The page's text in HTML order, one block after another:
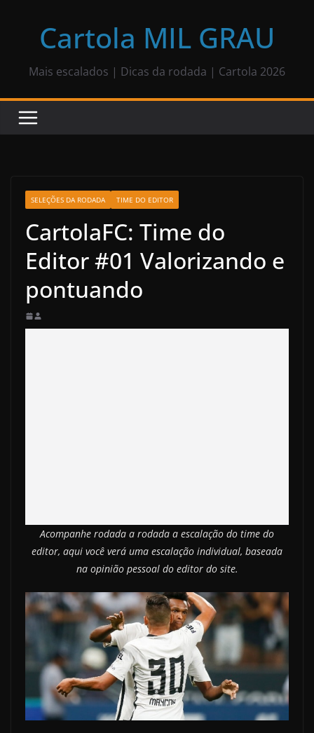
Cartola MIL GRAU
Mais escalados | Dicas da rodada | Cartola 2026
SELEÇÕES DA RODADA TIME DO EDITOR
CartolaFC: Time do
Editor #01 Valorizando e
pontuando
Acompanhe rodada a rodada a escalação do time do
editor, aqui você verá uma escalação individual, baseada
na opinião pessoal do editor do site.